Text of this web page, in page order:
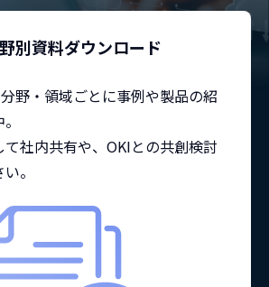
別資料ダウンロード
野・領域ごとに事例や製品の紹
社内共有や、OKIとの共創検討
。